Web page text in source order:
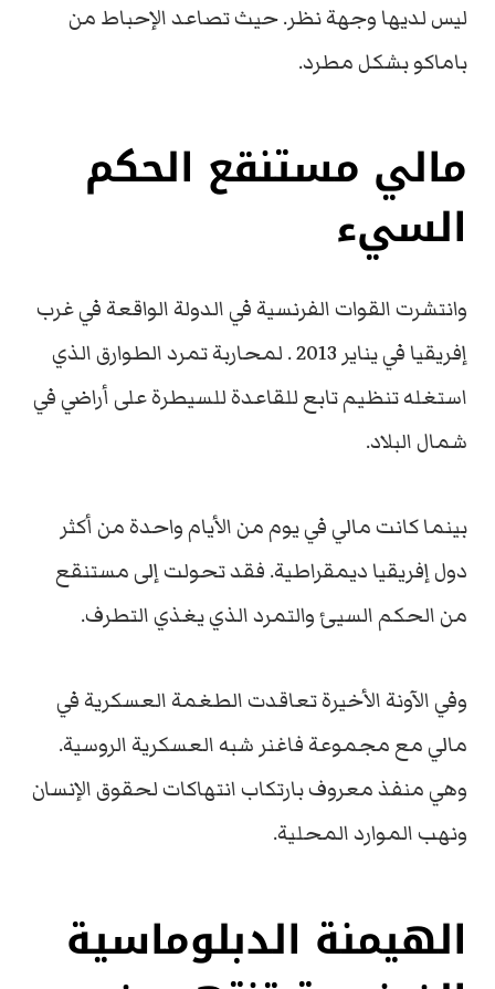
ليس لديها وجهة نظر. حيث تصاعد الإحباط من
باماكو بشكل مطرد.
مالي مستنقع الحكم
السيء
وانتشرت القوات الفرنسية في الدولة الواقعة في غرب
إفريقيا في يناير 2013 . لمحاربة تمرد الطوارق الذي
استغله تنظيم تابع للقاعدة للسيطرة على أراضي في
شمال البلاد.
بينما كانت مالي في يوم من الأيام واحدة من أكثر
دول إفريقيا ديمقراطية. فقد تحولت إلى مستنقع
من الحكم السيئ والتمرد الذي يغذي التطرف.
وفي الآونة الأخيرة تعاقدت الطغمة العسكرية في
مالي مع مجموعة فاغنر شبه العسكرية الروسية.
وهي منفذ معروف بارتكاب انتهاكات لحقوق الإنسان
ونهب الموارد المحلية.
الهيمنة الدبلوماسية